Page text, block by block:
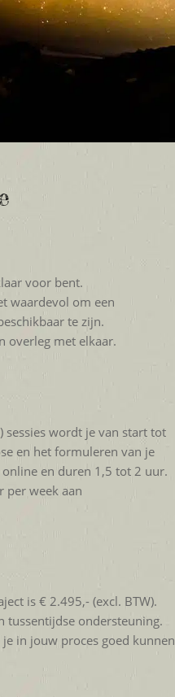
voor bent.
waardevol om een
te zijn.
overleg met elkaar.
sessies wordt je van start tot
en het formuleren van je
en duren 1,5 tot 2 uur.
per week aan
is € 2.495,- (excl. BTW).
tussentijdse ondersteuning.
in jouw proces goed kunnen